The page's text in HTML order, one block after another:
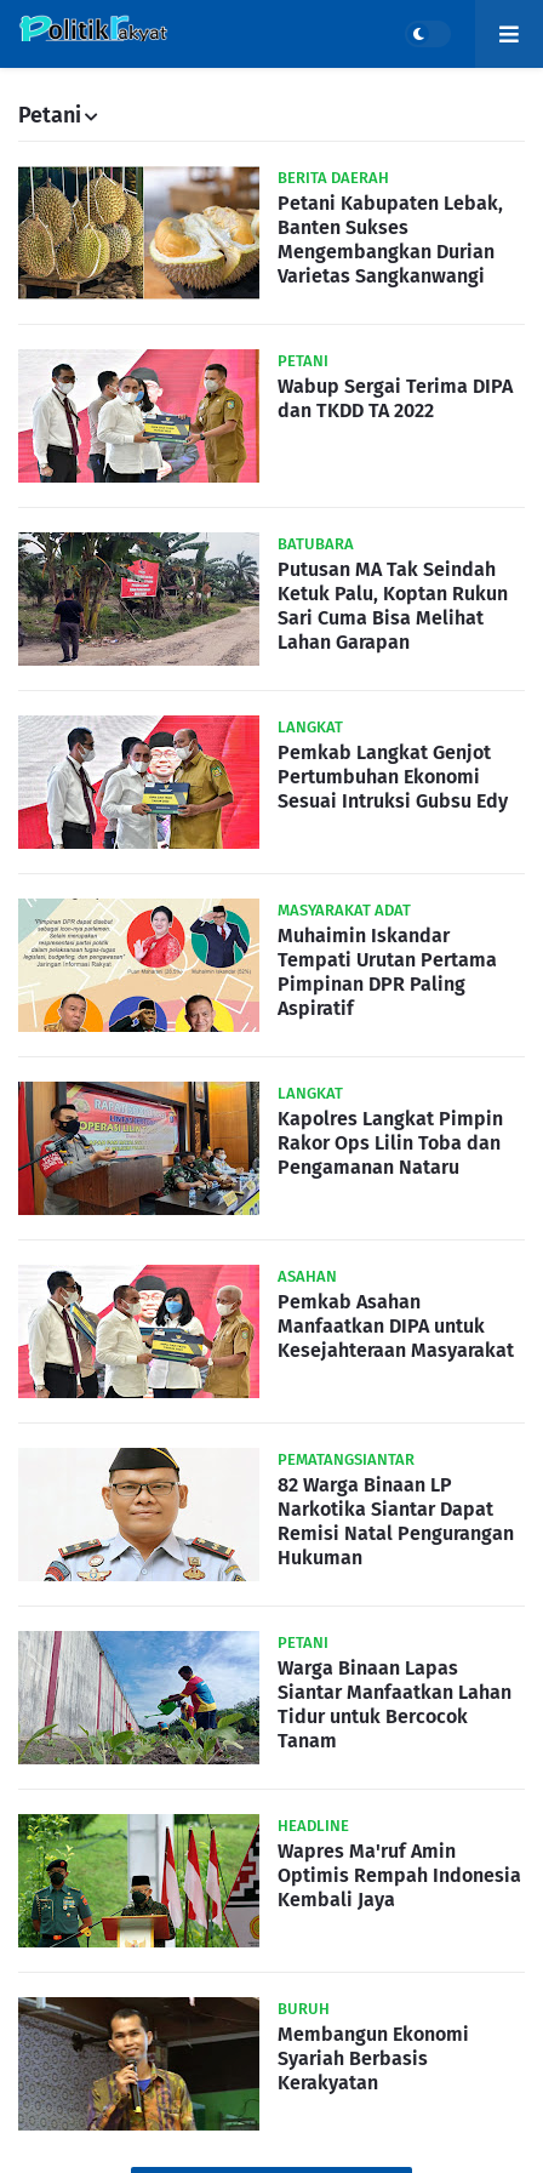
Petani
BERITA DAERAH
Petani Kabupaten Lebak,
Banten Sukses
Mengembangkan Durian
Varietas Sangkanwangi
PETANI
Wabup Sergai Terima DIPA
dan TKDD TA 2022
BATUBARA
Putusan MA Tak Seindah
Ketuk Palu, Koptan Rukun
Sari Cuma Bisa Melihat
Lahan Garapan
LANGKAT
Pemkab Langkat Genjot
Pertumbuhan Ekonomi
Sesuai Intruksi Gubsu Edy
MASYARAKAT ADAT
Muhaimin Iskandar
Tempati Urutan Pertama
Pimpinan DPR Paling
Aspiratif
LANGKAT
Kapolres Langkat Pimpin
Rakor Ops Lilin Toba dan
Pengamanan Nataru
ASAHAN
Pemkab Asahan
Manfaatkan DIPA untuk
Kesejahteraan Masyarakat
PEMATANGSIANTAR
82 Warga Binaan LP
Narkotika Siantar Dapat
Remisi Natal Pengurangan
Hukuman
PETANI
Warga Binaan Lapas
Siantar Manfaatkan Lahan
Tidur untuk Bercocok
Tanam
HEADLINE
Wapres Ma'ruf Amin
Optimis Rempah Indonesia
Kembali Jaya
BURUH
Membangun Ekonomi
Syariah Berbasis
Kerakyatan